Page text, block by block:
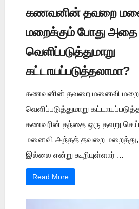
கணவனின் தவறை
மறைக்கும் போது அதை
வெளிப்படுத்துமாறு
கட்டாயப்படுத்தலாமா?
கணவனின் தவறை மனைவி
வெளிப்படுத்துமாறு
கணவரின் தந்தை ஒரு தவறு
மனைவி அந்தத் தவறை மறைத்து,
இல்லை என்று கூறியுள்ளார் ...
Read More